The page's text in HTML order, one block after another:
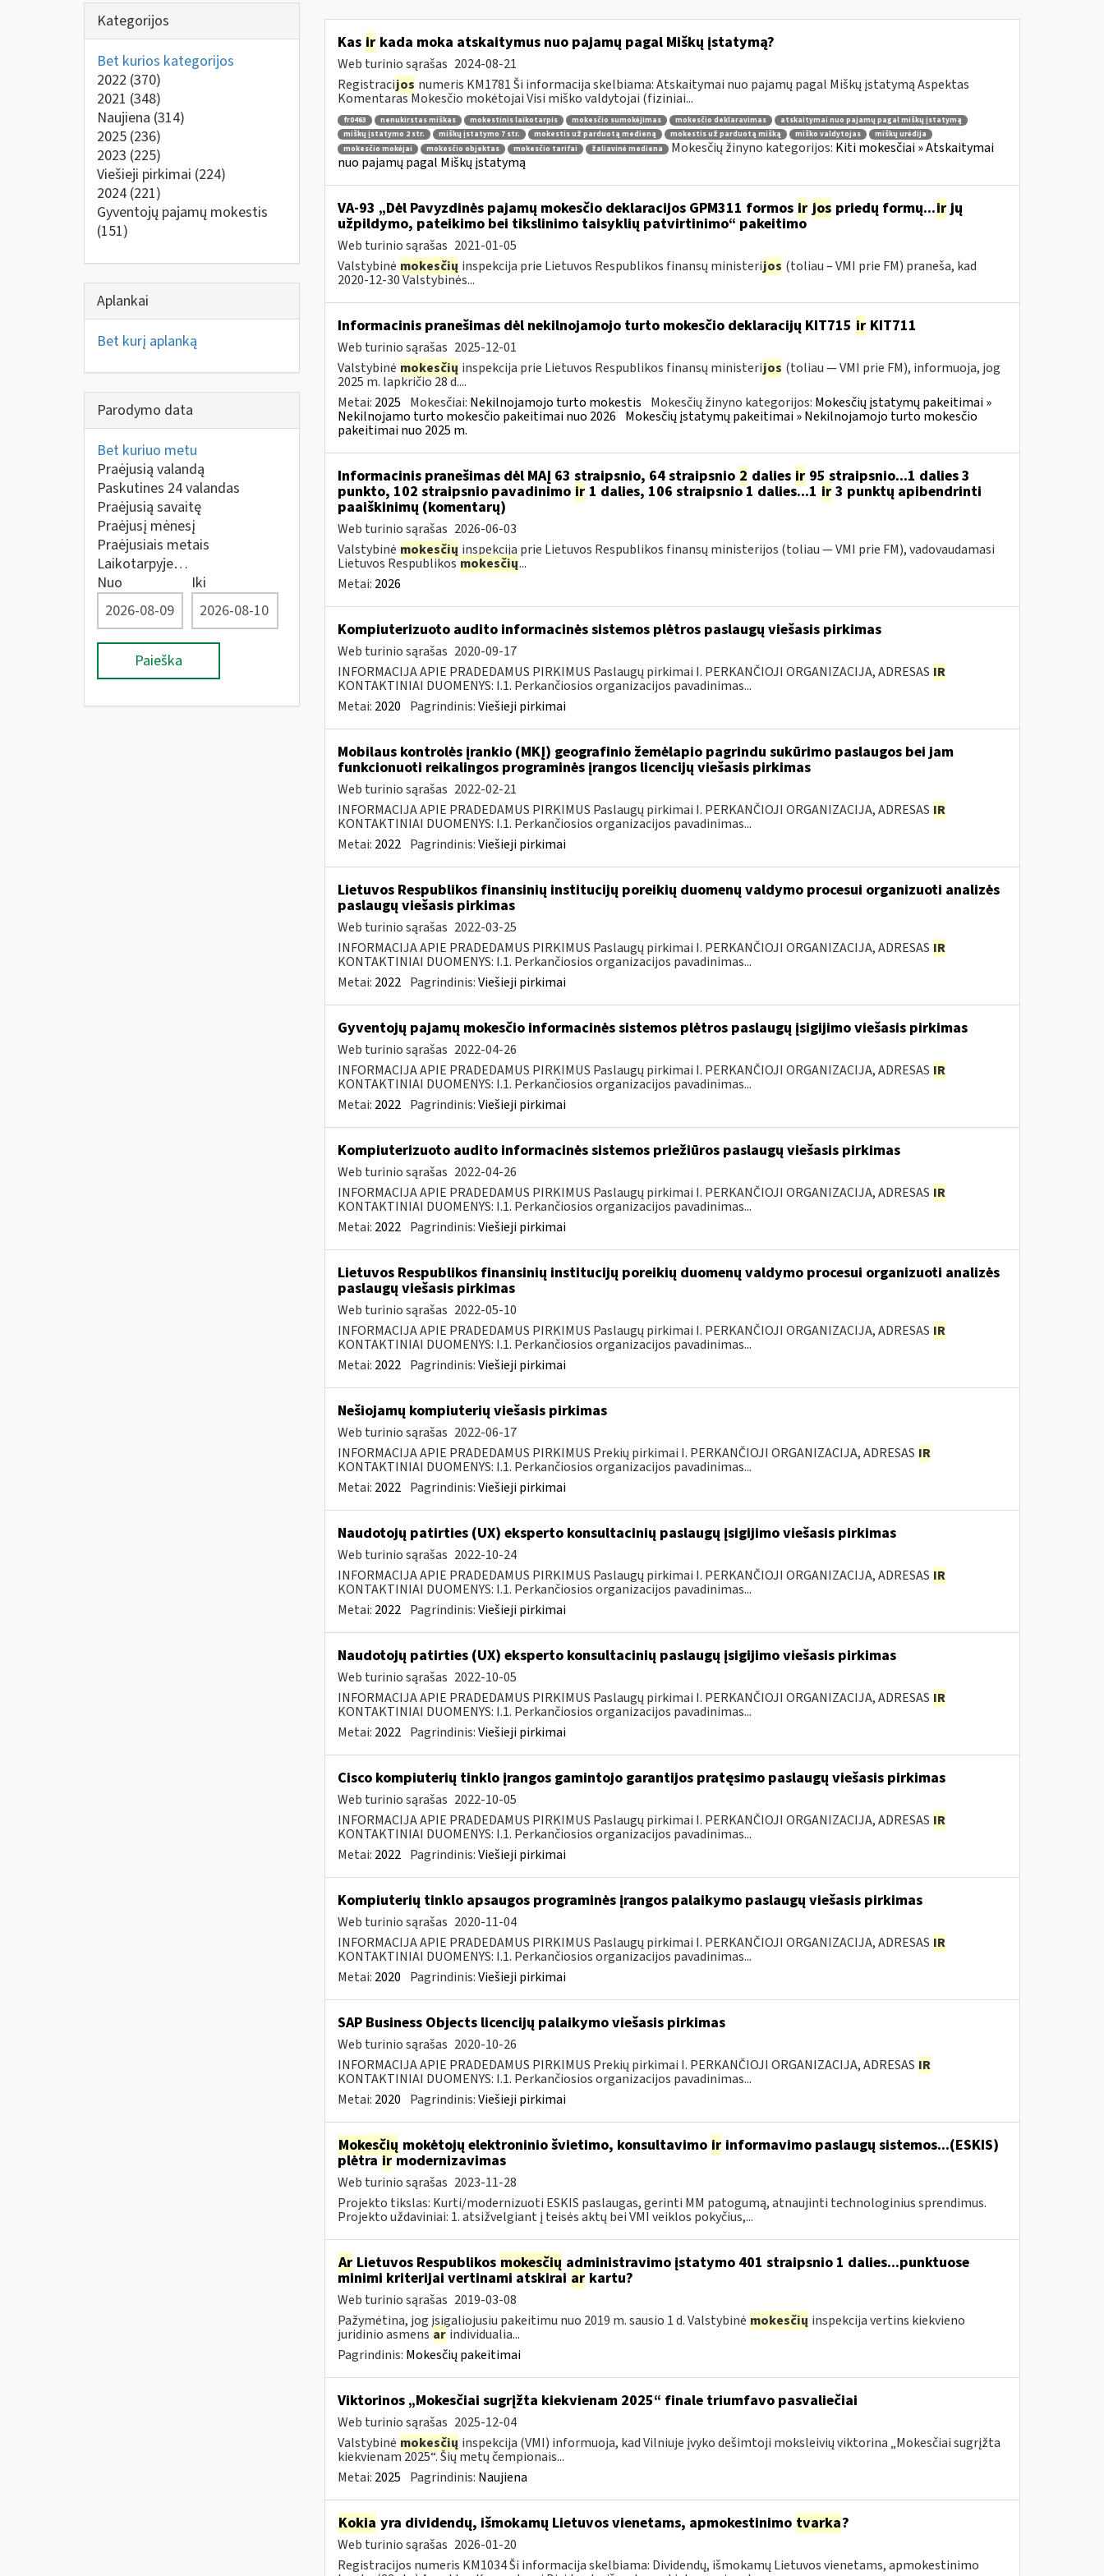
Kategorijos
Bet kurios kategorijos
2022 (370)
2021 (348)
Naujiena (314)
2025 (236)
2023 (225)
Viešieji pirkimai (224)
2024 (221)
Gyventojų pajamų mokestis
(151)
Aplankai
Bet kurį aplanką
Parodymo data
Bet kuriuo metu
Praėjusią valandą
Paskutines 24 valandas
Praėjusią savaitę
Praėjusį mėnesį
Praėjusiais metais
Laikotarpyje…
Nuo
Iki
Paieška
Kas irkada moka atskaitymus nuo pajamų pagal Miškų įstatymą?
Web turinio sąrašas 2024-08-21
Registracijos numeris KM1781 Ši informacija skelbiama: Atskaitymai nuo pajamų pagal Miškų įstatymą Aspektas
Komentaras Mokesčio mokėtojai Visi miško valdytojai (fiziniai...
fr0463 nenukirstas miškas mokestinis laikotarpis mokesčio sumokėjimas mokesčio deklaravimas
atskaitymai nuo pajamų pagal miškų įstatymą
miškų įstatymo 2 str.
miškų įstatymo 7 str. mokestis už parduotą medieną mokestis už parduotą mišką miško valdytojas
miškų urėdija
mokesčio mokėjai
mokesčio objektas mokesčio tarifai žaliavinė mediena Mokesčių žinyno kategorijos: Kiti mokesčiai » Atskaitymai
nuo pajamų pagal Miškų įstatymą
VA-93 „Dėl Pavyzdinės pajamų mokesčio deklaracijos GPM311 formos ir jos priedų formų...irjų
užpildymo, pateikimo bei tikslinimo taisyklių patvirtinimo“ pakeitimo
Web turinio sąrašas 2021-01-05
Valstybinė mokesčių inspekcija prie Lietuvos Respublikos finansų ministerijos (toliau – VMI prie FM) praneša, kad
2020-12-30 Valstybinės...
Informacinis pranešimas dėl nekilnojamojo turto mokesčio deklaracijų KIT715 irKIT711
Web turinio sąrašas 2025-12-01
Valstybinė mokesčių inspekcija prie Lietuvos Respublikos finansų ministerijos (toliau — VMI prie FM), informuoja, jog
2025 m. lapkričio 28 d....
Metai: 2025 Mokesčiai: Nekilnojamojo turto mokestis Mokesčių žinyno kategorijos: Mokesčių įstatymų pakeitimai »
Nekilnojamo turto mokesčio pakeitimai nuo 2026 Mokesčių įstatymų pakeitimai » Nekilnojamojo turto mokesčio
pakeitimai nuo 2025 m.
Informacinis pranešimas dėl MAĮ 63 straipsnio, 64 straipsnio 2 dalies ir95 straipsnio...1 dalies 3
punkto, 102 straipsnio pavadinimo ir1 dalies, 106 straipsnio 1 dalies...1 ir3 punktų apibendrinti
paaiškinimų (komentarų)
Web turinio sąrašas 2026-06-03
Valstybinė mokesčių inspekcija prie Lietuvos Respublikos finansų ministerijos (toliau — VMI prie FM), vadovaudamasi
Lietuvos Respublikosmokesčių...
Metai: 2026
Kompiuterizuoto audito informacinės sistemos plėtros paslaugų viešasis pirkimas
Web turinio sąrašas 2020-09-17
INFORMACIJA APIE PRADEDAMUS PIRKIMUS Paslaugų pirkimai I. PERKANČIOJI ORGANIZACIJA, ADRESAS IR
KONTAKTINIAI DUOMENYS: I.1. Perkančiosios organizacijos pavadinimas...
Metai: 2020 Pagrindinis:Viešieji pirkimai
Mobilaus kontrolės įrankio (MKĮ) geografinio žemėlapio pagrindu sukūrimo paslaugos bei jam
funkcionuoti reikalingos programinės įrangos licencijų viešasis pirkimas
Web turinio sąrašas 2022-02-21
INFORMACIJA APIE PRADEDAMUS PIRKIMUS Paslaugų pirkimai I. PERKANČIOJI ORGANIZACIJA, ADRESAS IR
KONTAKTINIAI DUOMENYS: I.1. Perkančiosios organizacijos pavadinimas...
Metai: 2022 Pagrindinis:Viešieji pirkimai
Lietuvos Respublikos finansinių institucijų poreikių duomenų valdymo procesui organizuoti analizės
paslaugų viešasis pirkimas
Web turinio sąrašas 2022-03-25
INFORMACIJA APIE PRADEDAMUS PIRKIMUS Paslaugų pirkimai I. PERKANČIOJI ORGANIZACIJA, ADRESAS IR
KONTAKTINIAI DUOMENYS: I.1. Perkančiosios organizacijos pavadinimas...
Metai: 2022 Pagrindinis:Viešieji pirkimai
Gyventojų pajamų mokesčio informacinės sistemos plėtros paslaugų įsigijimo viešasis pirkimas
Web turinio sąrašas 2022-04-26
INFORMACIJA APIE PRADEDAMUS PIRKIMUS Paslaugų pirkimai I. PERKANČIOJI ORGANIZACIJA, ADRESAS IR
KONTAKTINIAI DUOMENYS: I.1. Perkančiosios organizacijos pavadinimas...
Metai: 2022 Pagrindinis:Viešieji pirkimai
Kompiuterizuoto audito informacinės sistemos priežiūros paslaugų viešasis pirkimas
Web turinio sąrašas 2022-04-26
INFORMACIJA APIE PRADEDAMUS PIRKIMUS Paslaugų pirkimai I. PERKANČIOJI ORGANIZACIJA, ADRESAS IR
KONTAKTINIAI DUOMENYS: I.1. Perkančiosios organizacijos pavadinimas...
Metai: 2022 Pagrindinis:Viešieji pirkimai
Lietuvos Respublikos finansinių institucijų poreikių duomenų valdymo procesui organizuoti analizės
paslaugų viešasis pirkimas
Web turinio sąrašas 2022-05-10
INFORMACIJA APIE PRADEDAMUS PIRKIMUS Paslaugų pirkimai I. PERKANČIOJI ORGANIZACIJA, ADRESAS IR
KONTAKTINIAI DUOMENYS: I.1. Perkančiosios organizacijos pavadinimas...
Metai: 2022 Pagrindinis:Viešieji pirkimai
Nešiojamų kompiuterių viešasis pirkimas
Web turinio sąrašas 2022-06-17
INFORMACIJA APIE PRADEDAMUS PIRKIMUS Prekių pirkimai I. PERKANČIOJI ORGANIZACIJA, ADRESAS IR
KONTAKTINIAI DUOMENYS: I.1. Perkančiosios organizacijos pavadinimas...
Metai: 2022 Pagrindinis:Viešieji pirkimai
Naudotojų patirties (UX) eksperto konsultacinių paslaugų įsigijimo viešasis pirkimas
Web turinio sąrašas 2022-10-24
INFORMACIJA APIE PRADEDAMUS PIRKIMUS Paslaugų pirkimai I. PERKANČIOJI ORGANIZACIJA, ADRESAS IR
KONTAKTINIAI DUOMENYS: I.1. Perkančiosios organizacijos pavadinimas...
Metai: 2022 Pagrindinis:Viešieji pirkimai
Naudotojų patirties (UX) eksperto konsultacinių paslaugų įsigijimo viešasis pirkimas
Web turinio sąrašas 2022-10-05
INFORMACIJA APIE PRADEDAMUS PIRKIMUS Paslaugų pirkimai I. PERKANČIOJI ORGANIZACIJA, ADRESAS IR
KONTAKTINIAI DUOMENYS: I.1. Perkančiosios organizacijos pavadinimas...
Metai: 2022 Pagrindinis:Viešieji pirkimai
Cisco kompiuterių tinklo įrangos gamintojo garantijos pratęsimo paslaugų viešasis pirkimas
Web turinio sąrašas 2022-10-05
INFORMACIJA APIE PRADEDAMUS PIRKIMUS Paslaugų pirkimai I. PERKANČIOJI ORGANIZACIJA, ADRESAS IR
KONTAKTINIAI DUOMENYS: I.1. Perkančiosios organizacijos pavadinimas...
Metai: 2022 Pagrindinis:Viešieji pirkimai
Kompiuterių tinklo apsaugos programinės įrangos palaikymo paslaugų viešasis pirkimas
Web turinio sąrašas 2020-11-04
INFORMACIJA APIE PRADEDAMUS PIRKIMUS Paslaugų pirkimai I. PERKANČIOJI ORGANIZACIJA, ADRESAS IR
KONTAKTINIAI DUOMENYS: I.1. Perkančiosios organizacijos pavadinimas...
Metai: 2020 Pagrindinis:Viešieji pirkimai
SAP Business Objects licencijų palaikymo viešasis pirkimas
Web turinio sąrašas 2020-10-26
INFORMACIJA APIE PRADEDAMUS PIRKIMUS Prekių pirkimai I. PERKANČIOJI ORGANIZACIJA, ADRESAS IR
KONTAKTINIAI DUOMENYS: I.1. Perkančiosios organizacijos pavadinimas...
Metai: 2020 Pagrindinis:Viešieji pirkimai
Mokesčių mokėtojų elektroninio švietimo, konsultavimo irinformavimo paslaugų sistemos...(ESKIS)
plėtrairmodernizavimas
Web turinio sąrašas 2023-11-28
Projekto tikslas: Kurti/modernizuoti ESKIS paslaugas, gerinti MM patogumą, atnaujinti technologinius sprendimus.
Projekto uždaviniai: 1. atsižvelgiant į teisės aktų bei VMI veiklos pokyčius,...
ArLietuvos Respublikos mokesčių administravimo įstatymo 401 straipsnio 1 dalies...punktuose
minimi kriterijai vertinami atskirai arkartu?
Web turinio sąrašas 2019-03-08
Pažymėtina, jog įsigaliojusiu pakeitimu nuo 2019 m. sausio 1 d. Valstybinė mokesčių inspekcija vertins kiekvieno
juridinio asmens ar individualia...
Pagrindinis: Mokesčių pakeitimai
Viktorinos „Mokesčiai sugrįžta kiekvienam 2025“ finale triumfavo pasvaliečiai
Web turinio sąrašas 2025-12-04
Valstybinė mokesčių inspekcija (VMI) informuoja, kad Vilniuje įvyko dešimtoji moksleivių viktorina „Mokesčiai sugrįžta
kiekvienam 2025“. Šių metų čempionais...
Metai: 2025 Pagrindinis: Naujiena
Kokia yra dividendų, išmokamų Lietuvos vienetams, apmokestinimo tvarka?
Web turinio sąrašas 2026-01-20
Registracijos numeris KM1034 Ši informacija skelbiama: Dividendų, išmokamų Lietuvos vienetams, apmokestinimo